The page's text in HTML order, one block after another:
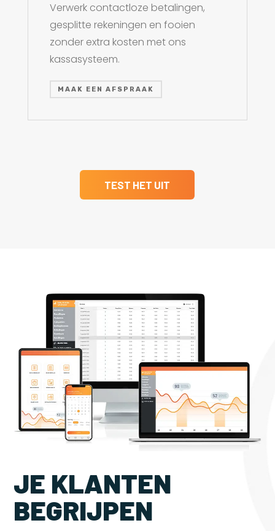
Verwerk contactloze betalingen,
gesplitte rekeningen en fooien
zonder extra kosten met ons
kassasysteem.
MAAK EEN AFSPRAAK
TEST HET UIT
JE KLANTEN
BEGRIJPEN